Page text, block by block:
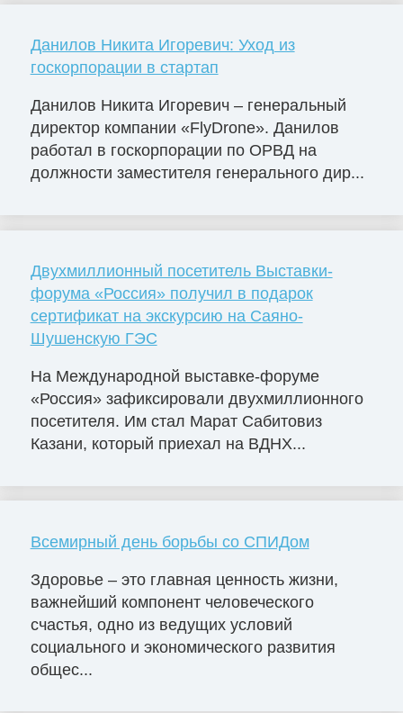
Данилов Никита Игоревич: Уход из
госкорпорации в стартап
Данилов Никита Игоревич – генеральный
директор компании «FlyDrone». Данилов
работал в госкорпорации по ОРВД на
должности заместителя генерального дир...
Двухмиллионный посетитель Выставки-
форума «Россия» получил в подарок
сертификат на экскурсию на Саяно-
Шушенскую ГЭС
На Международной выставке-форуме
«Россия» зафиксировали двухмиллионного
посетителя. Им стал Марат Сабитовиз
Казани, который приехал на ВДНХ...
Всемирный день борьбы со СПИДом
Здоровье – это главная ценность жизни,
важнейший компонент человеческого
счастья, одно из ведущих условий
социального и экономического развития
общес...